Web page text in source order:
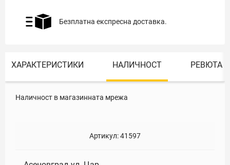
Безплатна експресна доставка.
ХАРАКТЕРИСТИКИ НАЛИЧНОСТ РЕВЮТА
Наличност в магазинната мрежа
Артикул:41597